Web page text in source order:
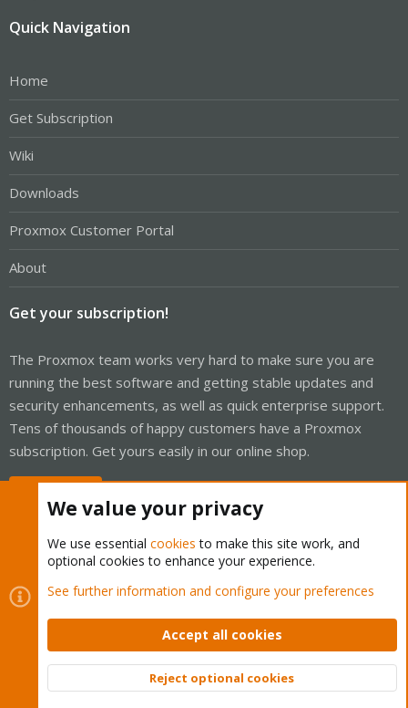
Quick Navigation
Home
Get Subscription
Wiki
Downloads
Proxmox Customer Portal
About
Get your subscription!
The Proxmox team works very hard to make sure you are
running the best software and getting stable updates and
security enhancements, as well as quick enterprise support.
Tens of thousands of happy customers have a Proxmox
subscription. Get yours easily in our online shop.
Cookies
Proxmox Support Forum - Light Mode
Contact us
Terms and rules Privacy policy Help Home
Community platform by XenForo © 2010-2026 XenForo Ltd.
Top
We value your privacy
We use essential cookies to make this site work, and
optional cookies to enhance your experience.
See further information and configure your preferences
Accept all cookies
Reject optional cookies